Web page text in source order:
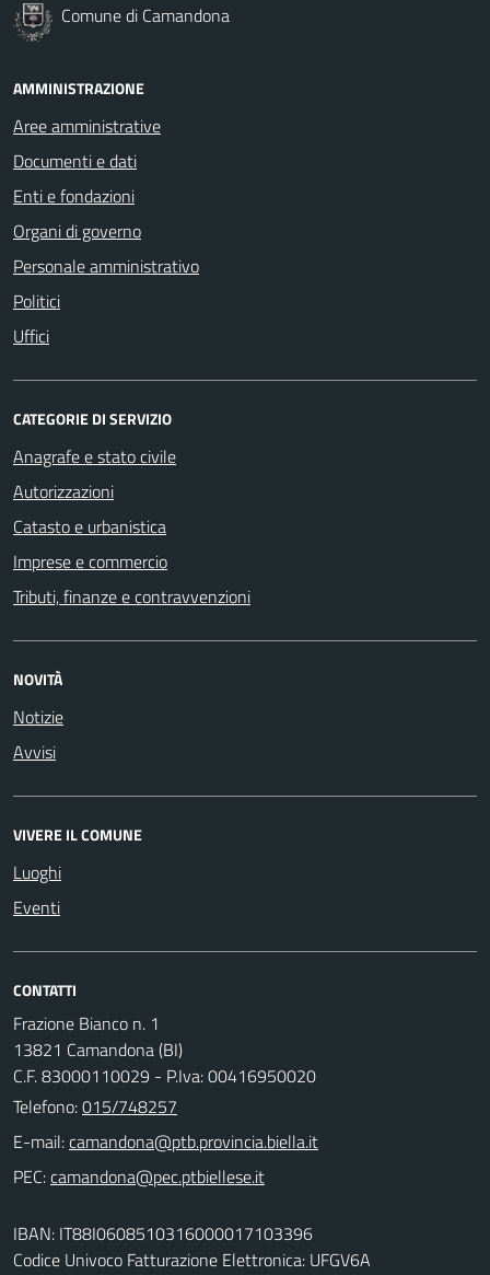
Comune di Camandona
AMMINISTRAZIONE
Aree amministrative
Documenti e dati
Enti e fondazioni
Organi di governo
Personale amministrativo
Politici
Uffici
CATEGORIE DI SERVIZIO
Anagrafe e stato civile
Autorizzazioni
Catasto e urbanistica
Imprese e commercio
Tributi, finanze e contravvenzioni
NOVITÀ
Notizie
Avvisi
VIVERE IL COMUNE
Luoghi
Eventi
CONTATTI
Frazione Bianco n. 1
13821 Camandona (BI)
C.F. 83000110029 - P.Iva: 00416950020
Telefono:015/748257
E-mail:
PEC:
IBAN: IT88I0608510316000017103396
Codice Univoco Fatturazione Elettronica: UFGV6A